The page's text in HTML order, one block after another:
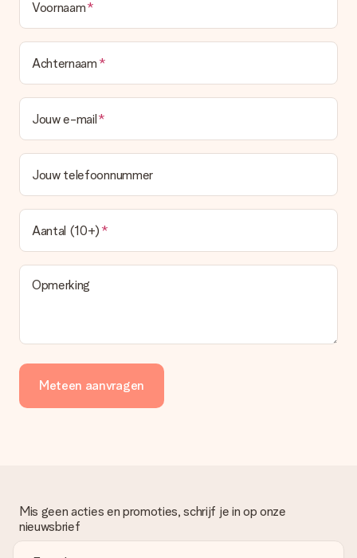
Voornaam
Achternaam
Jouw e-mail
Jouw telefoonnummer
Aantal (10+)
Opmerking
Meteen aanvragen
Mis geen acties en promoties, schrijf je in op onze
nieuwsbrief